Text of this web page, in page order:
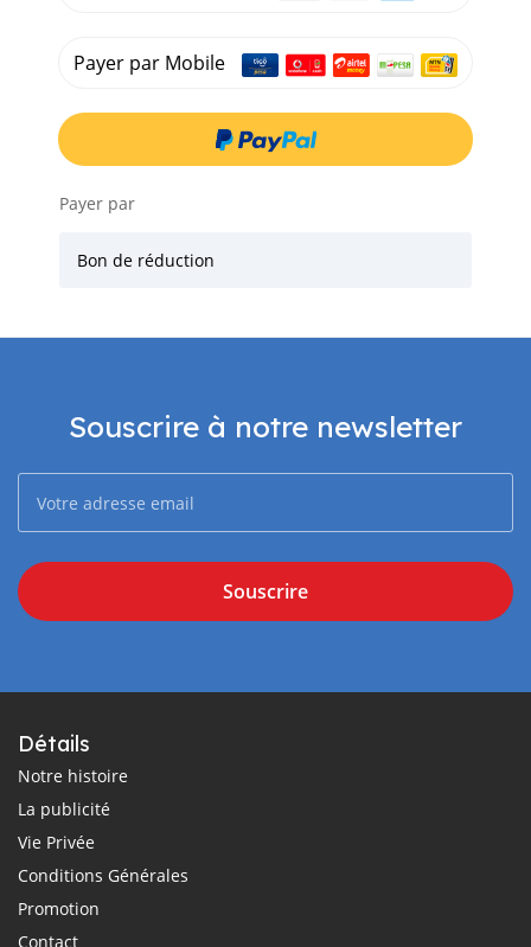
Payer par Mobile
Payer par
Bon de réduction
Souscrire à notre newsletter
Souscrire
Détails
Notre histoire
La publicité
Vie Privée
Conditions Générales
Promotion
Contact